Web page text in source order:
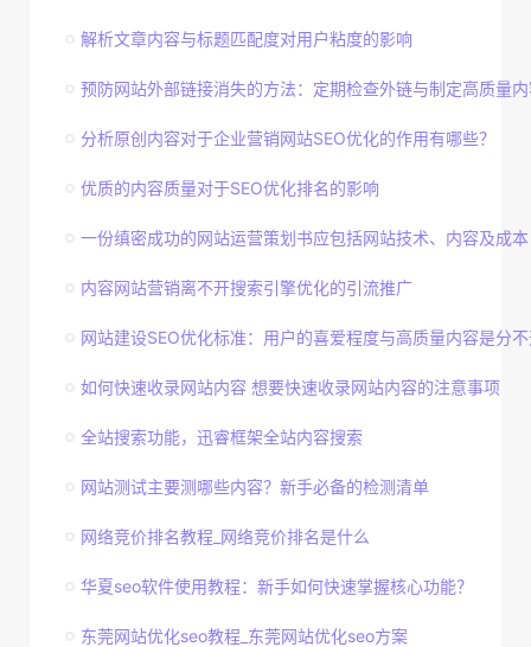
解析文章内容与标题匹配度对用户粘度的影响
预防网站外部链接消失的方法：定期检查外链与制定高质量
分析原创内容对于企业营销网站SEO优化的作用有哪些？
优质的内容质量对于SEO优化排名的影响
一份缜密成功的网站运营策划书应包括网站技术、内容及成本
内容网站营销离不开搜索引擎优化的引流推广
网站建设SEO优化标准：用户的喜爱程度与高质量内容是分
如何快速收录网站内容 想要快速收录网站内容的注意事项
全站搜索功能，迅睿框架全站内容搜索
网站测试主要测哪些内容？新手必备的检测清单
网络竞价排名教程_网络竞价排名是什么
华夏seo软件使用教程：新手如何快速掌握核心功能？
东莞网站优化seo教程_东莞网站优化seo方案